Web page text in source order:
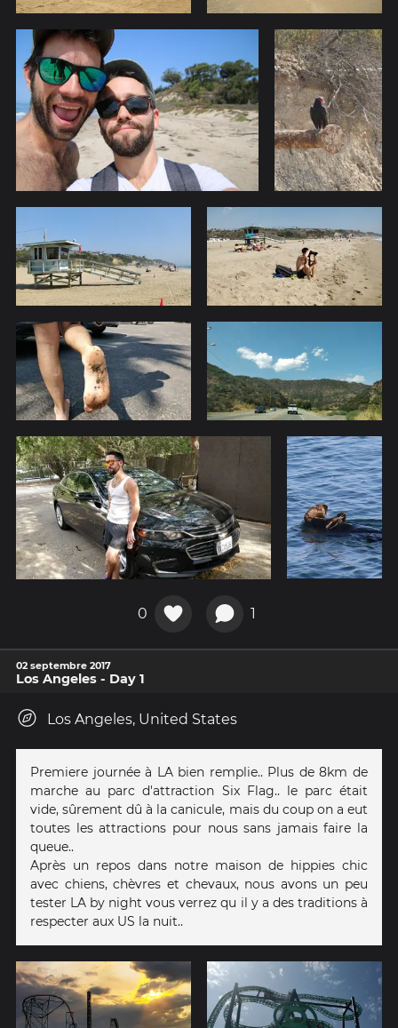
0 1
02 septembre 2017
Los Angeles - Day 1
Los Angeles, United States
Premiere journée à LA bien remplie.. Plus de 8km de
marche au parc d'attraction Six Flag.. le parc était
vide, sûrement dû à la canicule, mais du coup on a eut
toutes les attractions pour nous sans jamais faire la
queue..
Après un repos dans notre maison de hippies chic
avec chiens, chèvres et chevaux, nous avons un peu
tester LA by night vous verrez qu il y a des traditions à
respecter aux US la nuit..